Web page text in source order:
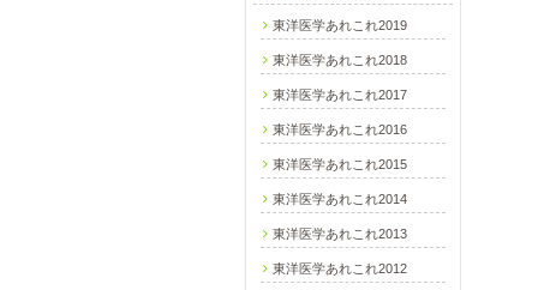
東洋医学あれこれ2019
東洋医学あれこれ2018
東洋医学あれこれ2017
東洋医学あれこれ2016
東洋医学あれこれ2015
東洋医学あれこれ2014
東洋医学あれこれ2013
東洋医学あれこれ2012